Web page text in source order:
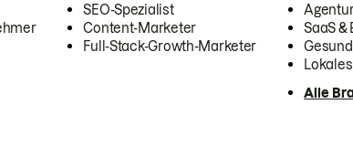
SEO-Spezialist
Content-Marketer
Full-Stack-Growth-Marketer
SaaS &
Alle